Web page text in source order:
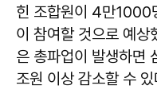
힌 조합원이 4만1000
이 참여할 것으로 예
은 총파업이 발생하면
조원 이상 감소할 수